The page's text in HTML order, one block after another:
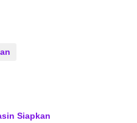
Siapkan